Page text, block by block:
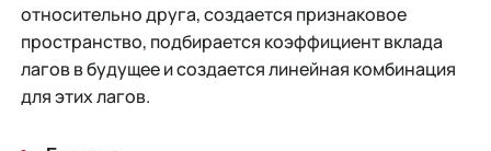
относительно друга, создается признаковое
пространство, подбирается коэффициент вклада
лагов в будущее и создается линейная комбинация
для этих лагов.